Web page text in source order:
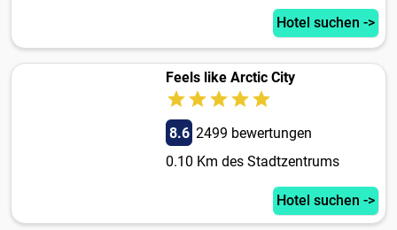
Hotel suchen ->
Feels like Arctic City
8.6 2499 bewertungen
0.10 Km des Stadtzentrums
Hotel suchen ->